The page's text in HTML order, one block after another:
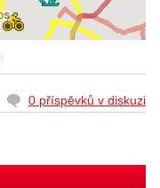
0 příspěvků v diskuzi